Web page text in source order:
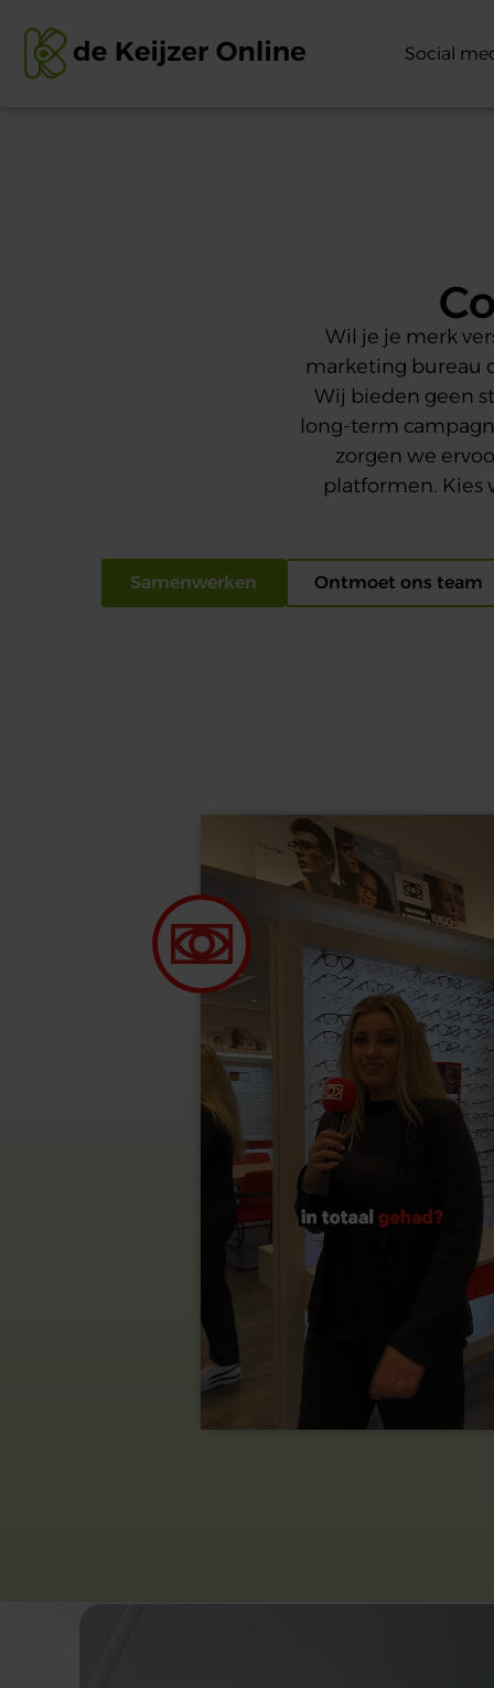
Social
Wil je je merk
marketing bureau
Wij bieden geen
long-term
zorgen we
platformen. Kies
Samenwerken Ontmoet ons team